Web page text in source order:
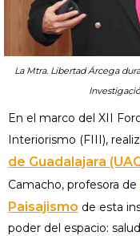
La Mtra. Libertad Árcega
En el marco del XII
Interiorismo (FIII),
de Guadalajara
Camacho, profesora de
Paisajismo de esta
poder del espacio: